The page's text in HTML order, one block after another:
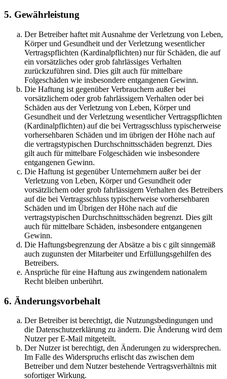
5. Gewährleistung
Der Betreiber haftet mit Ausnahme der Verletzung von Leben,
Körper und Gesundheit und der Verletzung wesentlicher
Vertragspflichten (Kardinalpflichten) nur für Schäden, die auf
ein vorsätzliches oder grob fahrlässiges Verhalten
zurückzuführen sind. Dies gilt auch für mittelbare
Folgeschäden wie insbesondere entgangenen Gewinn.
Die Haftung ist gegenüber Verbrauchern außer bei
vorsätzlichem oder grob fahrlässigem Verhalten oder bei
Schäden aus der Verletzung von Leben, Körper und
Gesundheit und der Verletzung wesentlicher Vertragspflichten
(Kardinalpflichten) auf die bei Vertragsschluss typischerweise
vorhersehbaren Schäden und im übrigen der Höhe nach auf
die vertragstypischen Durchschnittsschäden begrenzt. Dies
gilt auch für mittelbare Folgeschäden wie insbesondere
entgangenen Gewinn.
Die Haftung ist gegenüber Unternehmern außer bei der
Verletzung von Leben, Körper und Gesundheit oder
vorsätzlichem oder grob fahrlässigem Verhalten des Betreibers
auf die bei Vertragsschluss typischerweise vorhersehbaren
Schäden und im Übrigen der Höhe nach auf die
vertragstypischen Durchschnittsschäden begrenzt. Dies gilt
auch für mittelbare Schäden, insbesondere entgangenen
Gewinn.
Die Haftungsbegrenzung der Absätze a bis c gilt sinngemäß
auch zugunsten der Mitarbeiter und Erfüllungsgehilfen des
Betreibers.
Ansprüche für eine Haftung aus zwingendem nationalem
Recht bleiben unberührt.
6. Änderungsvorbehalt
Der Betreiber ist berechtigt, die Nutzungsbedingungen und
die Datenschutzerklärung zu ändern. Die Änderung wird dem
Nutzer per E-Mail mitgeteilt.
Der Nutzer ist berechtigt, den Änderungen zu widersprechen.
Im Falle des Widerspruchs erlischt das zwischen dem
Betreiber und dem Nutzer bestehende Vertragsverhältnis mit
sofortiger Wirkung.